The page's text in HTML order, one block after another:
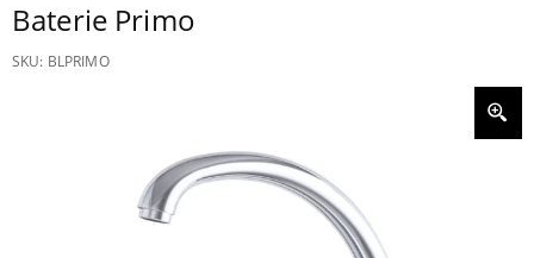
Baterie Primo
SKU: BLPRIMO